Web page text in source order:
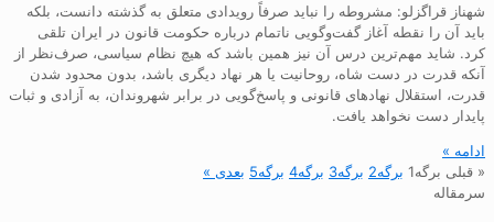
شهناز قراگزلو: مشروطه را نباید صرفاً رویدادی متعلق به گذشته دانست، بلکه
باید آن را نقطه آغاز گفت‌وگویی ناتمام درباره حکومت قانون در ایران تلقی
کرد. شاید مهم‌ترین درس آن نیز همین باشد که هیچ نظام سیاسی، صرف‌نظر از
آنکه قدرت در دست شاه، روحانیت یا هر نهاد دیگری باشد، بدون محدود شدن
قدرت، استقلال نهادهای قانونی و پاسخ‌گویی در برابر شهروندان، به آزادی و ثبات
پایدار دست نخواهد یافت.
ادامه »
« قبلی برگه1 برگه2 برگه3 برگه4 برگه5 بعدی »
سرمقاله